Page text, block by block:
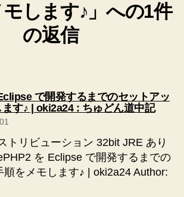
します♪」への1件
の返信
で開発するまでのセットアッ
す♪ | oki2a24 : ちゅどん道中記の
トリビューション 32bit JRE あり
を Eclipse で開発するまでの
順をメモします♪ | oki2a24 Author: